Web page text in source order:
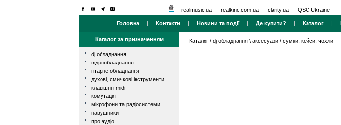
realmusic.ua realkino.com.ua clarity.ua QSC Ukraine
Головна | Контакти | Новини та події| Де купити? | Каталог |
Каталог за призначенням
dj обладнання
відеообладнання
гітарне обладнання
духові, смичкові інструменти
клавішні і midi
комутація
мікрофони та радіосистеми
навушники
про аудіо
Каталог \ dj обладнання \ аксесуари \ сумки, кейси, чохли